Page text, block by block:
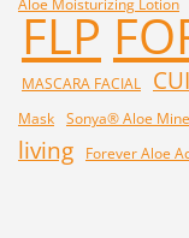
Aloe Moisturizing Lotion
FLP
MASCARA FACIAL
Mask Sonya® Aloe
living
Forever Aloe